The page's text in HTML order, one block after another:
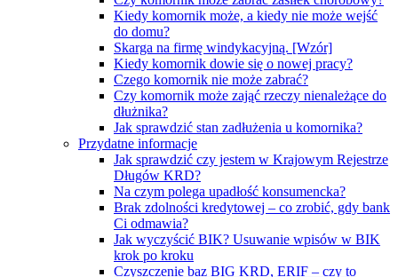
Kiedy komornik może, a kiedy nie może wejść
do domu?
Skarga na firmę windykacyjną. [Wzór]
Kiedy komornik dowie się o nowej pracy?
Czego komornik nie może zabrać?
Czy komornik może zająć rzeczy nienależące do
dłużnika?
Jak sprawdzić stan zadłużenia u komornika?
Przydatne informacje
Jak sprawdzić czy jestem w Krajowym Rejestrze
Długów KRD?
Na czym polega upadłość konsumencka?
Brak zdolności kredytowej – co zrobić, gdy bank
Ci odmawia?
Jak wyczyścić BIK? Usuwanie wpisów w BIK
krok po kroku
Czyszczenie baz BIG KRD, ERIF – czy to